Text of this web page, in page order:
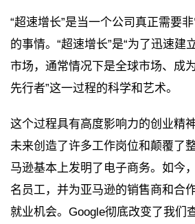
“超速增长”是当一个公司真正需要
的事情。“超速增长”是“为了迅速建
市场，通常情况下是全球市场、成
先行者”这一过程的科学和艺术。
这个过程具有高度影响力的创业精
未来创造了许多工作岗位和颠覆了
马逊基本上发明了电子商务。如今
名员工，并为亚马逊的销售商和合
就业机会。Google彻底改变了我们